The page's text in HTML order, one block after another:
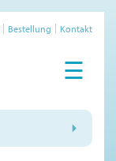
Bestellung Kontakt
☰